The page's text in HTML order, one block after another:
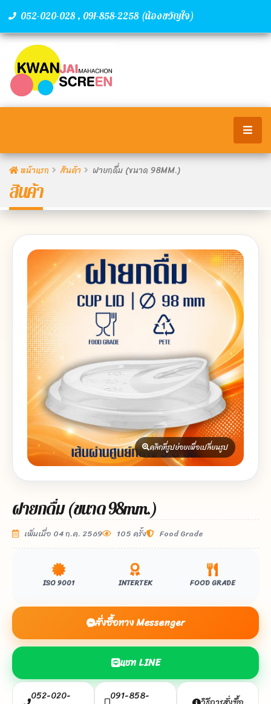
052-020-028 , 091-858-2258 (น้องขวัญใจ)
หน้าแรก สินค้า ฝายกดื่ม (ขนาด 98MM.)
สินค้า
คลิกที่รูปย่อยเพื่อเปลี่ยนรูป
ฝายกดื่ม (ขนาด 98mm.)
เพิ่มเมื่อ 04 ก.ค. 2569 105 ครั้ง Food Grade
ISO 9001 INTERTEK FOOD GRADE
สั่งซื้อทาง Messenger
แชท LINE
052-020-
091-858-